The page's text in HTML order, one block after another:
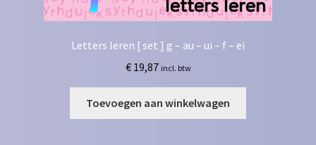
Letters leren [ set ] g – au – ui – f – ei
€19,87 incl. btw
Toevoegen aan winkelwagen